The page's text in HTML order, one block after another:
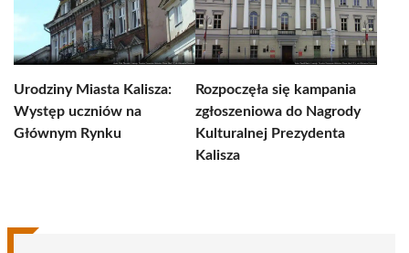
Urodziny Miasta Kalisza:
Występ uczniów na
Głównym Rynku
Rozpoczęła się kampania
zgłoszeniowa do Nagrody
Kulturalnej Prezydenta
Kalisza